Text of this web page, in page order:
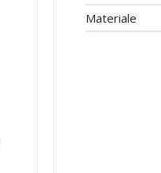
Materiale